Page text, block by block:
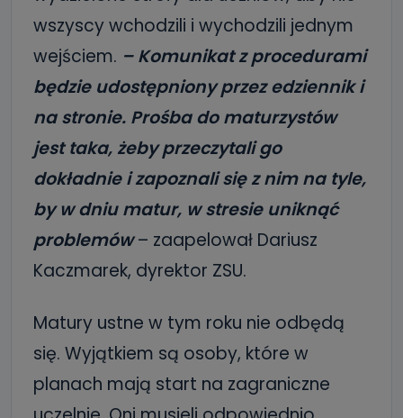
wszyscy wchodzili i wychodzili jednym
wejściem. – Komunikat zprocedurami
będzie udostępniony przez edziennik i
na stronie. Prośba do maturzystów
jest taka, żeby przeczytali go
dokładnie i zapoznali się z nim na tyle,
by w dniu matur, w stresie uniknąć
problemów– zaapelował Dariusz
Kaczmarek, dyrektor ZSU.
Matury ustne w tym roku nie odbędą
się. Wyjątkiem są osoby, które w
planach mają start na zagraniczne